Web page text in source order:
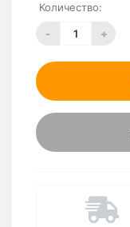
Количество:
- +